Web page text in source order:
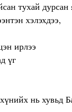
тухай
хэлэхдээ,
үг
нь хувьд